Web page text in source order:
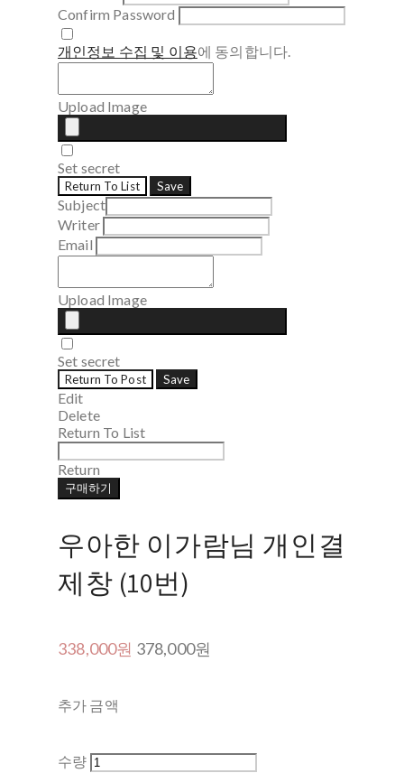
Confirm Password
개인정보 수집 및 이용에 동의합니다.
Upload Image
Set secret
Return To List Save
Subject
Writer
Email
Upload Image
Set secret
Return To Post Save
Edit
Delete
Return To List
Return
구매하기
우아한 이가람님 개인결
제창 (10번)
338,000원 378,000원
추가 금액
수량